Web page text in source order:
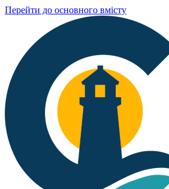
Перейти до основного вмісту